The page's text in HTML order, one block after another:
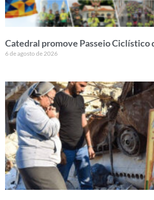
Catedral promove Passeio Ciclístico
6 de agosto de 2026